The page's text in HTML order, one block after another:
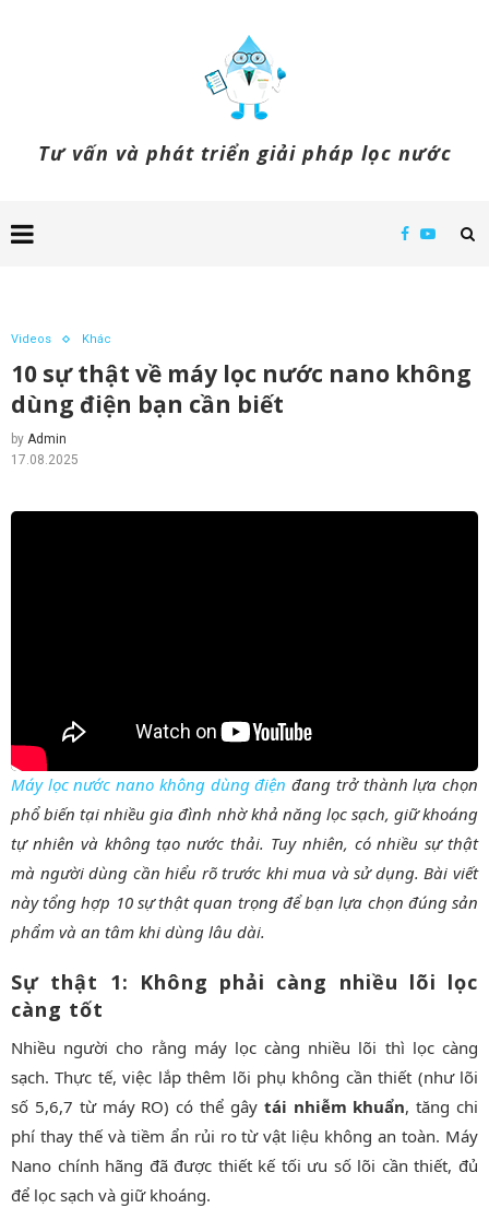
Tư vấn và phát triển giải pháp lọc nước
Videos Khác
10 sự thật về máy lọc nước nano không
dùng điện bạn cần biết
by Admin
17.08.2025
Máy lọc nước nano không dùng điện đang trở thành lựa chọn
phổ biến tại nhiều gia đình nhờ khả năng lọc sạch, giữ khoáng
tự nhiên và không tạo nước thải. Tuy nhiên, có nhiều sự thật
mà người dùng cần hiểu rõ trước khi mua và sử dụng. Bài viết
này tổng hợp 10 sự thật quan trọng để bạn lựa chọn đúng sản
phẩm và an tâm khi dùng lâu dài.
Sự thật 1: Không phải càng nhiều lõi lọc
càng tốt
Nhiều người cho rằng máy lọc càng nhiều lõi thì lọc càng
sạch. Thực tế, việc lắp thêm lõi phụ không cần thiết (như lõi
số 5,6,7 từ máy RO) có thể gây tái nhiễm khuẩn, tăng chi
phí thay thế và tiềm ẩn rủi ro từ vật liệu không an toàn. Máy
Nano chính hãng đã được thiết kế tối ưu số lõi cần thiết, đủ
để lọc sạch và giữ khoáng.